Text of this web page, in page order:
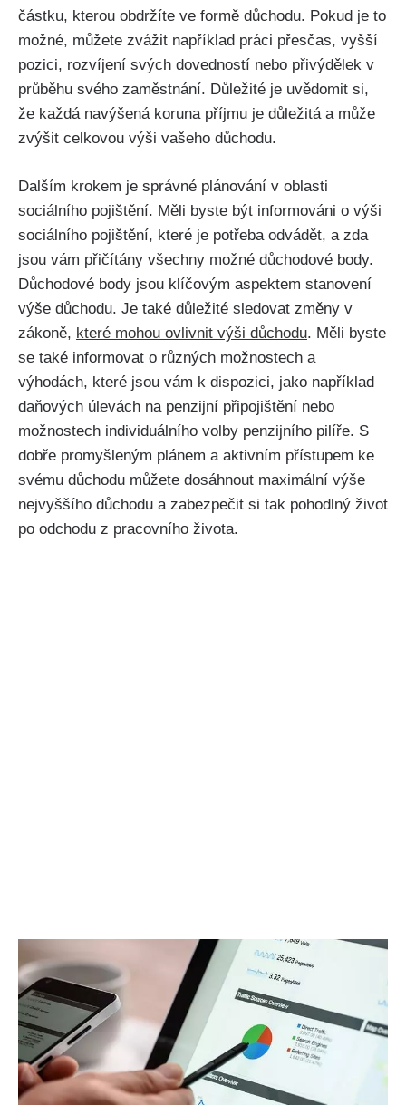
částku, kterou obdržíte ve formě důchodu. Pokud je to
možné, můžete zvážit například práci přesčas, vyšší
pozici, rozvíjení svých dovedností nebo přivýdělek v
průběhu svého zaměstnání. Důležité je uvědomit si,
že každá navýšená koruna příjmu je důležitá a může
zvýšit celkovou výši vašeho důchodu.
Dalším krokem je správné plánování v oblasti
sociálního pojištění. Měli byste být informováni o výši
sociálního pojištění, které je potřeba odvádět, a zda
jsou vám přičítány všechny možné důchodové body.
Důchodové body jsou klíčovým aspektem stanovení
výše důchodu. Je také důležité sledovat změny v
zákoně, které mohou ovlivnit výši důchodu. Měli byste
se také informovat o různých možnostech a
výhodách, které jsou vám k dispozici, jako například
daňových úlevách na penzijní připojištění nebo
možnostech individuálního volby penzijního pilíře. S
dobře promyšleným plánem a aktivním přístupem ke
svému důchodu můžete dosáhnout maximální výše
nejvyššího důchodu a zabezpečit si tak pohodlný život
po odchodu z pracovního života.